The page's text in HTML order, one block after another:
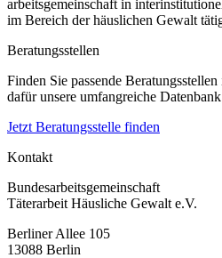
arbeitsgemeinschaft in
im Bereich der häuslichen Gewalt
Beratungsstellen
Finden Sie passende
dafür unsere umfangreiche
Jetzt Beratungsstelle finden
Kontakt
Bundesarbeitsgemeinschaft
Täterarbeit Häusliche Gewalt e.V.
Berliner Allee 105
13088 Berlin